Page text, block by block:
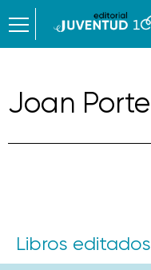
Joan Portell
Libros editados